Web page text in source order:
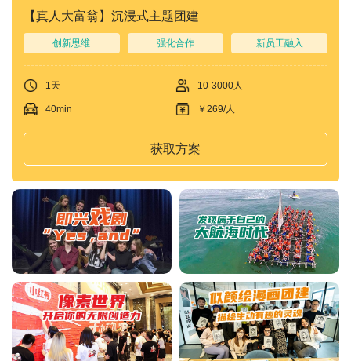
【真人大富翁】沉浸式主题团建
创新思维 强化合作 新员工融入
1天 10-3000人
40min ￥269/人
获取方案